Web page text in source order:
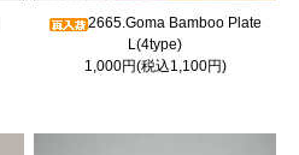
2665.Goma Bamboo Plate
L(4type)
1,000円(税込1,100円)